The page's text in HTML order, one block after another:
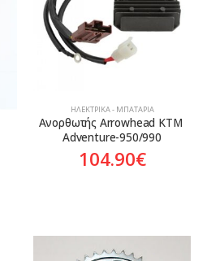
ΗΛΕΚΤΡΙΚΆ - ΜΠΑΤΑΡΊΑ
Ανορθωτής Arrowhead KTM
Adventure-950/990
104.90€